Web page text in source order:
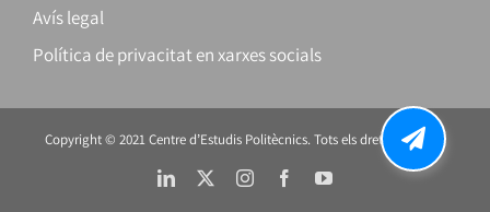
Avís legal
Política de privacitat en xarxes socials
Copyright © 2021 Centre d’Estudis Politècnics. Tots els drets reservats.
LinkedIn InstagramFacebookYouTube